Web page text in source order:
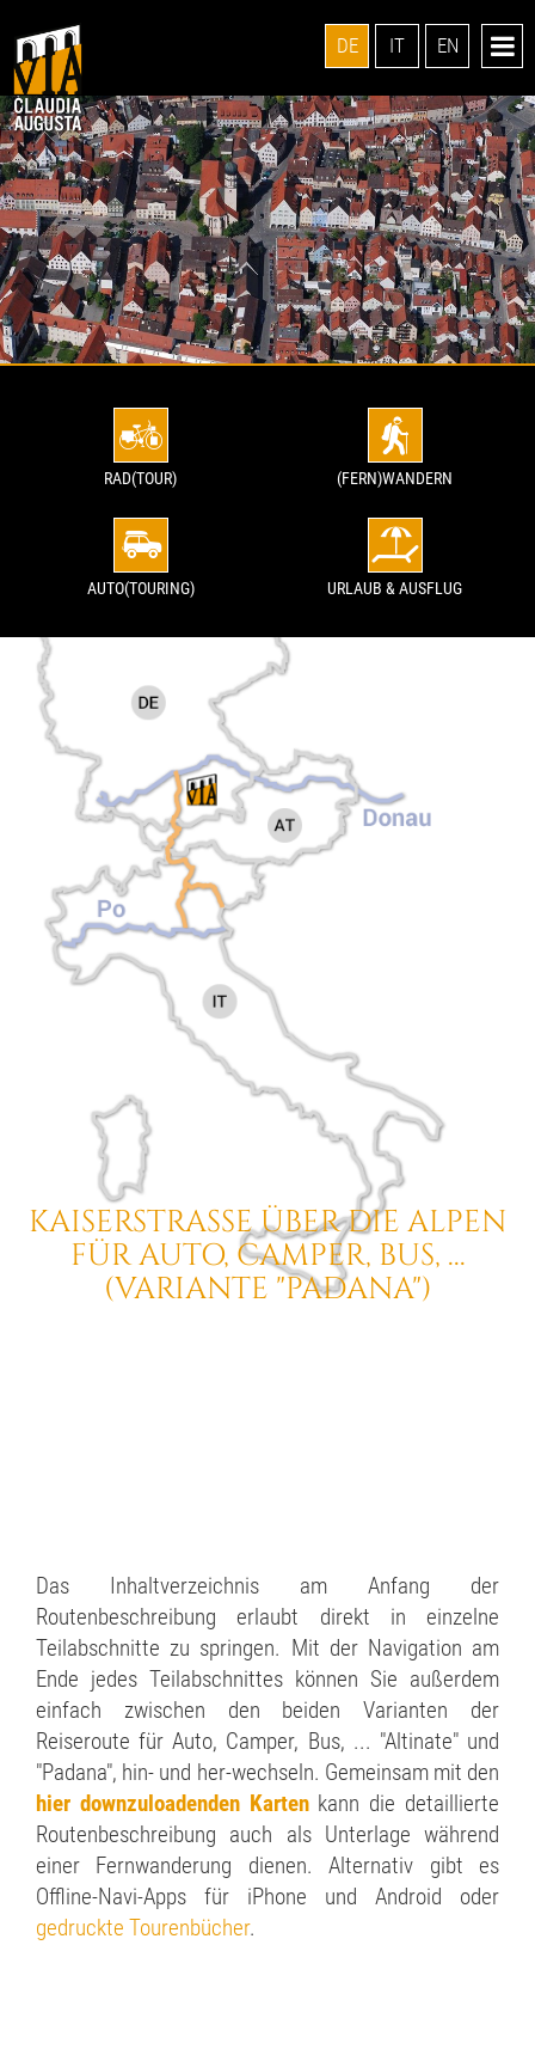
DE IT EN
RAD(TOUR) (FERN)WANDERN
AUTO(TOURING) URLAUB & AUSFLUG
KAISERSTRASSE ÜBER DIE ALPEN
FÜR AUTO, CAMPER, BUS, ...
(VARIANTE "PADANA")
Das Inhaltverzeichnis am Anfang der
Routenbeschreibung erlaubt direkt in einzelne
Teilabschnitte zu springen. Mit der Navigation am
Ende jedes Teilabschnittes können Sie außerdem
einfach zwischen den beiden Varianten der
Reiseroute für Auto, Camper, Bus, ... "Altinate" und
"Padana", hin- und her-wechseln. Gemeinsam mit den
hier downzuloadenden Kartenkann die detaillierte
Routenbeschreibung auch als Unterlage während
einer Fernwanderung dienen. Alternativ gibt es
Offline-Navi-Apps für iPhone und Android oder
gedruckte Tourenbücher.